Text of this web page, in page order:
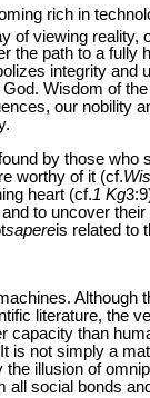
rich in
of viewing
the path to a
integrity and
Wisdom of
our nobility
by those
worthy of it (cf.Wis
heart (cf.1 Kg
to uncover
sapereis related to
Although
literature, the
than
is not simply a
illusion of
all social bonds